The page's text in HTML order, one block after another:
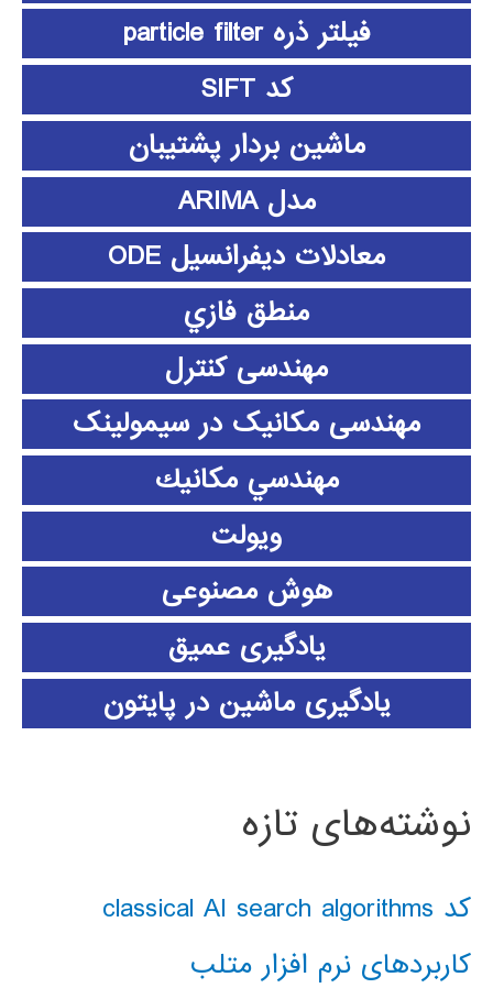
فیلتر ذره particle filter
کد SIFT
ماشین بردار پشتیبان
مدل ARIMA
معادلات دیفرانسیل ODE
منطق فازي
مهندسی کنترل
مهندسی مکانیک در سیمولینک
مهندسي مكانيك
ویولت
هوش مصنوعی
یادگیری عمیق
یادگیری ماشین در پایتون
نوشته‌های تازه
کد classical AI search algorithms
کاربردهای نرم افزار متلب